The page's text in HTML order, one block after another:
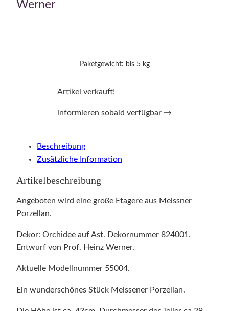
Werner
Paketgewicht: bis 5 kg
Artikel verkauft!
informieren sobald verfügbar →
Beschreibung
Zusätzliche Information
Artikelbeschreibung
Angeboten wird eine große Etagere aus Meissner
Porzellan.
Dekor: Orchidee auf Ast. Dekornummer 824001.
Entwurf von Prof. Heinz Werner.
Aktuelle Modellnummer 55004.
Ein wunderschönes Stück Meissener Porzellan.